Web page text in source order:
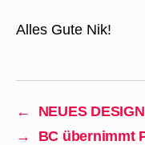
Alles Gute Nik!
←
NEUES
→
BC übernimmt